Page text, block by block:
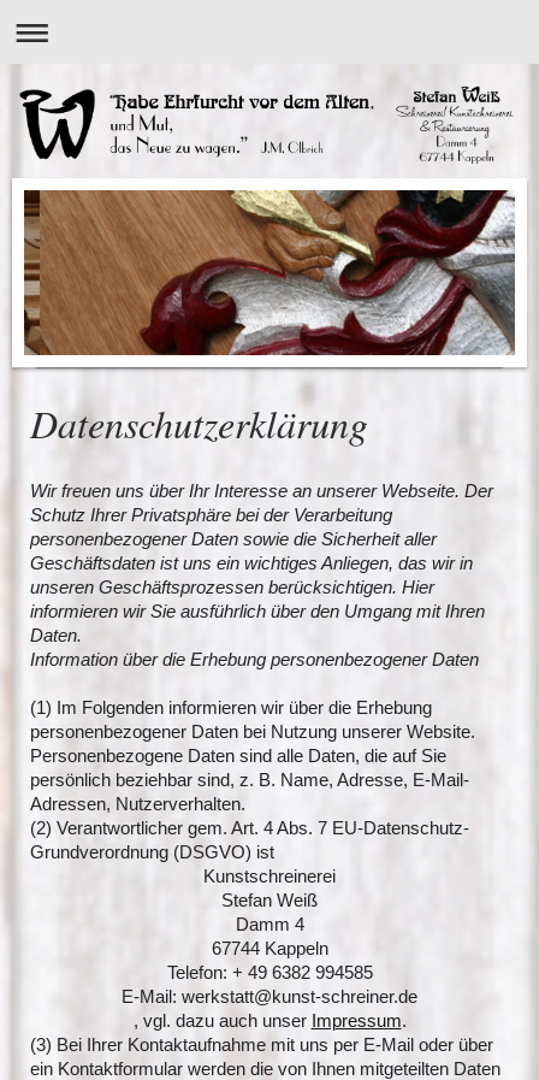
Datenschutzerklärung
Wir freuen uns über Ihr Interesse an unserer Webseite. Der
Schutz Ihrer Privatsphäre bei der Verarbeitung
personenbezogener Daten sowie die Sicherheit aller
Geschäftsdaten ist uns ein wichtiges Anliegen, das wir in
unseren Geschäftsprozessen berücksichtigen. Hier
informieren wir Sie ausführlich über den Umgang mit Ihren
Daten.
Information über die Erhebung personenbezogener Daten
(1) Im Folgenden informieren wir über die Erhebung
personenbezogener Daten bei Nutzung unserer Website.
Personenbezogene Daten sind alle Daten, die auf Sie
persönlich beziehbar sind, z. B. Name, Adresse, E-Mail-
Adressen, Nutzerverhalten.
(2) Verantwortlicher gem. Art. 4 Abs. 7 EU-Datenschutz-
Grundverordnung (DSGVO) ist
Kunstschreinerei
Stefan Weiß
Damm 4
67744 Kappeln
Telefon: + 49 6382 994585
E-Mail: werkstatt@kunst-schreiner.de
, vgl. dazu auch unser Impressum.
(3) Bei Ihrer Kontaktaufnahme mit uns per E-Mail oder über
ein Kontaktformular werden die von Ihnen mitgeteilten Daten